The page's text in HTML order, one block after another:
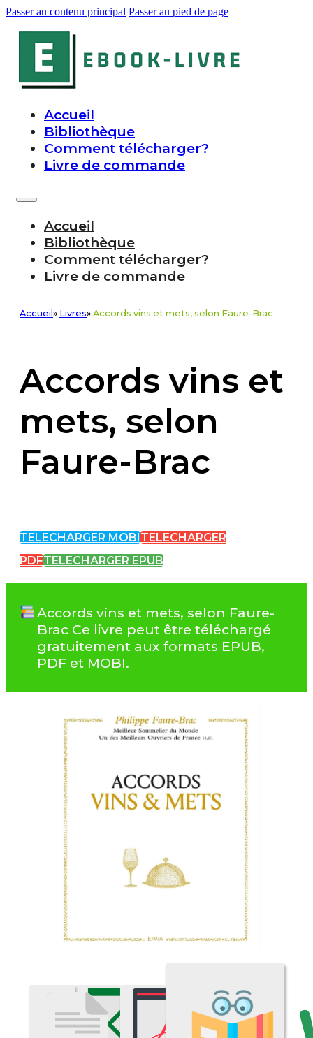
Passer au contenu principal Passer au pied de page
Accueil
Bibliothèque
Comment télécharger?
Livre de commande
Accueil
Bibliothèque
Comment télécharger?
Livre de commande
Accueil » Livres» Accords vins et mets, selon Faure-Brac
Accords vins et
mets, selon
Faure-Brac
TELECHARGER MOBI TELECHARGER
PDFTELECHARGER EPUB
Accords vins et mets, selon Faure-
Brac Ce livre peut être téléchargé
gratuitement aux formats EPUB,
PDF et MOBI.